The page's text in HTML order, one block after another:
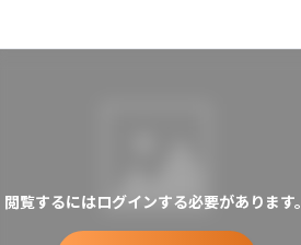
閲覧するにはログインする必要があります。